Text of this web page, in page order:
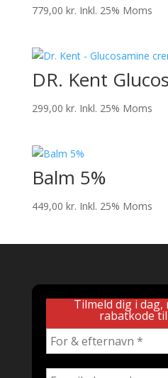
779,00 kr. Inkl. 25% Moms
DR. Kent
299,00 kr. Inkl. 25% Moms
Balm 5%
449,00 kr. Inkl. 25% Moms
Tilmeld dig i
rabatkode